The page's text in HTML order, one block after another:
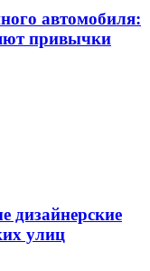
автомобиля:
привычки
дизайнерские
улиц